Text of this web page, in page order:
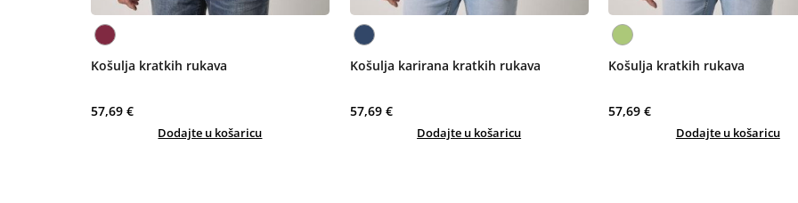
Košulja kratkih rukava
57,69 €
Dodajte u košaricu
Košulja karirana kratkih rukava
57,69 €
Dodajte u košaricu
Košulja kratkih rukava
57,69 €
Dodajte u košaricu